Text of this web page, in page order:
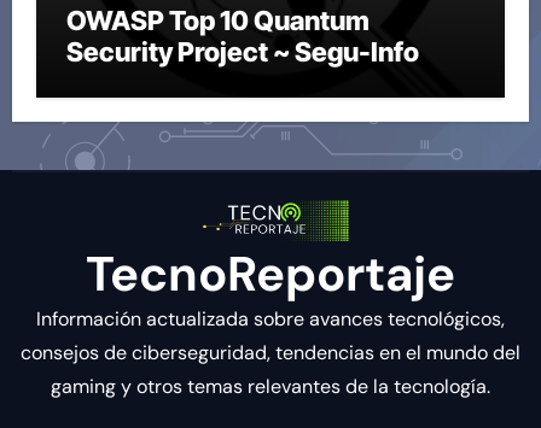
OWASP Top 10 Quantum
Security Project ~ Segu-Info
TecnoReportaje
Información actualizada sobre avances tecnológicos,
consejos de ciberseguridad, tendencias en el mundo del
gaming y otros temas relevantes de la tecnología.